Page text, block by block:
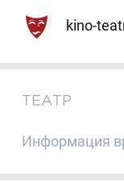
kino-
ТЕАТР
Информация